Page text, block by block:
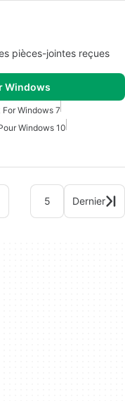
pièces-jointes reçues
Windows
Windows 7
Windows 10
5 Dernier